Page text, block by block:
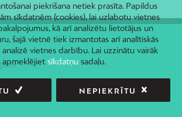
piekrišana netiek prasīta. Papildus
sīkdatnēm (cookies), lai uzlabotu vietnes
kā arī analizētu lietotājus un
šajā vietnē tiek izmantotas arī analītiskās
analizē vietnes darbību. Lai uzzinātu vairāk
apmeklējiet sīkdatņusadaļu.
NEPIEKRĪTU